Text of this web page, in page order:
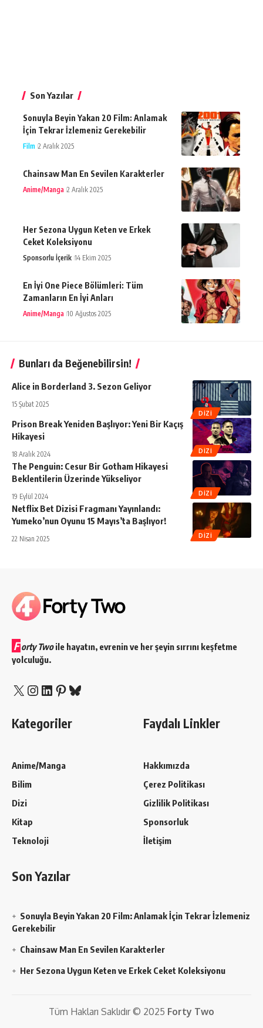
Son Yazılar
Sonuyla Beyin Yakan 20 Film: Anlamak
İçin Tekrar İzlemeniz Gerekebilir
Film 2 Aralık 2025
Chainsaw Man En Sevilen Karakterler
Anime/Manga 2 Aralık 2025
Her Sezona Uygun Keten ve Erkek
Ceket Koleksiyonu
Sponsorlu İçerik 14 Ekim 2025
En İyi One Piece Bölümleri: Tüm
Zamanların En İyi Anları
Anime/Manga 10 Ağustos 2025
Bunları da Beğenebilirsin!
DIZI
Alice in Borderland 3. Sezon Geliyor
15 Şubat 2025
DIZI
Prison Break Yeniden Başlıyor: Yeni Bir Kaçış
Hikayesi
18 Aralık 2024
DIZI
The Penguin: Cesur Bir Gotham Hikayesi
Beklentilerin Üzerinde Yükseliyor
19 Eylül 2024
DIZI
Netflix Bet Dizisi Fragmanı Yayınlandı:
Yumeko’nun Oyunu 15 Mayıs’ta Başlıyor!
22 Nisan 2025
F orty Twoile hayatın, evrenin ve her şeyin sırrını keşfetme
yolculuğu.
X Instagram
LinkedIn
Pinterest
Bluesky
Kategoriler
Anime/Manga
Bilim
Dizi
Kitap
Teknoloji
Faydalı Linkler
Hakkımızda
Çerez Politikası
Gizlilik Politikası
Sponsorluk
İletişim
Son Yazılar
Sonuyla Beyin Yakan 20 Film: Anlamak İçin Tekrar İzlemeniz
Gerekebilir
Chainsaw Man En Sevilen Karakterler
Her Sezona Uygun Keten ve Erkek Ceket Koleksiyonu
Tüm Hakları Saklıdır © 2025 Forty Two